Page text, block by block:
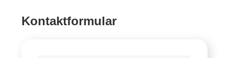
Kontaktformular